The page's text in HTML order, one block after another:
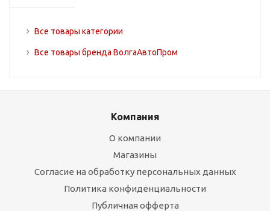
Все товары категории
Все товары бренда ВолгаАвтоПром
Компания
О компании
Магазины
Согласие на обработку персональных данных
Политика конфиденциальности
Публичная офферта